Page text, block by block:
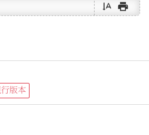
text_rotate_vertical print
版本